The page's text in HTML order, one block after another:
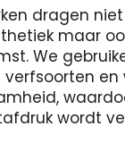
dragen
maar
We
verfsoorten en
wordt